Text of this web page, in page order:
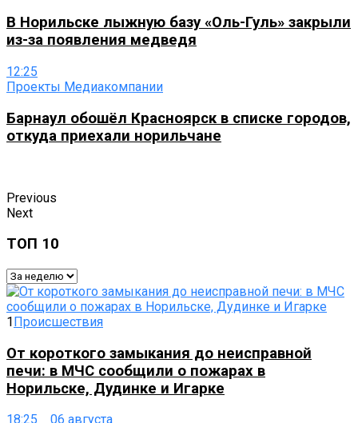
В Норильске лыжную базу «Оль-Гуль» закрыли
из-за появления медведя
12:25
Проекты Медиакомпании
Барнаул обошёл Красноярск в списке городов,
откуда приехали норильчане
Previous
Next
ТОП 10
1Происшествия
От короткого замыкания до неисправной
печи: в МЧС сообщили о пожарах в
Норильске, Дудинке и Игарке
18:25 06 августа